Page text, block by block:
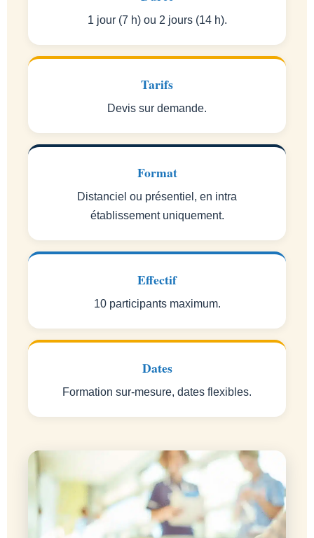
1 jour (7 h) ou 2 jours (14 h).
Tarifs
Devis sur demande.
Format
Distanciel ou présentiel, en intra
établissement uniquement.
Effectif
10 participants maximum.
Dates
Formation sur-mesure, dates flexibles.